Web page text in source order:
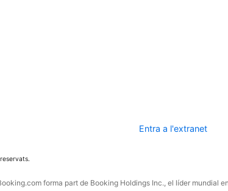
Entra a l'extranet
forma part de Booking Holdings Inc., el líder mundial